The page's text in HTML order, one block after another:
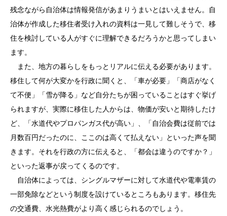
残念ながら自治体は情報発信があまりうまいとはいえません。自
治体が作成した移住者受け入れの資料は一見して難しそうで、移
住を検討している人がすぐに理解できるだろうかと思ってしまい
ます。
また、地方の暮らしをもっとリアルに伝える必要があります。
移住して何が大変かを行政に聞くと、「車が必要」「商店がなく
て不便」「雪が降る」など自分たちが困っていることはすぐ挙げ
られますが、実際に移住した人からは、物価が安いと期待したけ
ど、「水道代やプロパンガス代が高い」、「自治会費は従前では
月数百円だったのに、ここのは高くて払えない」といった声を聞
きます。それを行政の方に伝えると、「都会は違うのですか？」
といった返事が戻ってくるのです。
自治体によっては、シングルマザーに対して水道代や電車賃の
一部免除などという制度を設けているところもあります。移住先
の交通費、水光熱費がより高く感じられるのでしょう。